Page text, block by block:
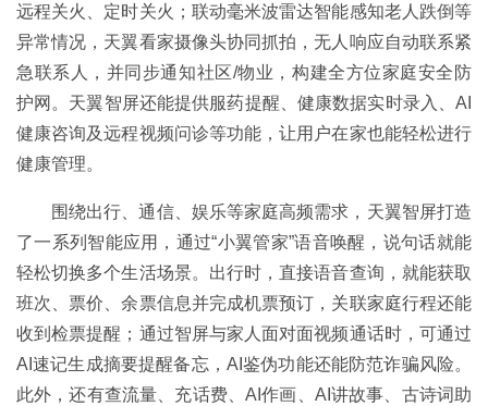
远程关火、定时关火；联动毫米波雷达智能感知老人跌倒等
异常情况，天翼看家摄像头协同抓拍，无人响应自动联系紧
急联系人，并同步通知社区/物业，构建全方位家庭安全防
护网。天翼智屏还能提供服药提醒、健康数据实时录入、AI
健康咨询及远程视频问诊等功能，让用户在家也能轻松进行
健康管理。
围绕出行、通信、娱乐等家庭高频需求，天翼智屏打造
了一系列智能应用，通过“小翼管家”语音唤醒，说句话就能
轻松切换多个生活场景。出行时，直接语音查询，就能获取
班次、票价、余票信息并完成机票预订，关联家庭行程还能
收到检票提醒；通过智屏与家人面对面视频通话时，可通过
AI速记生成摘要提醒备忘，AI鉴伪功能还能防范诈骗风险。
此外，还有查流量、充话费、AI作画、AI讲故事、古诗词助